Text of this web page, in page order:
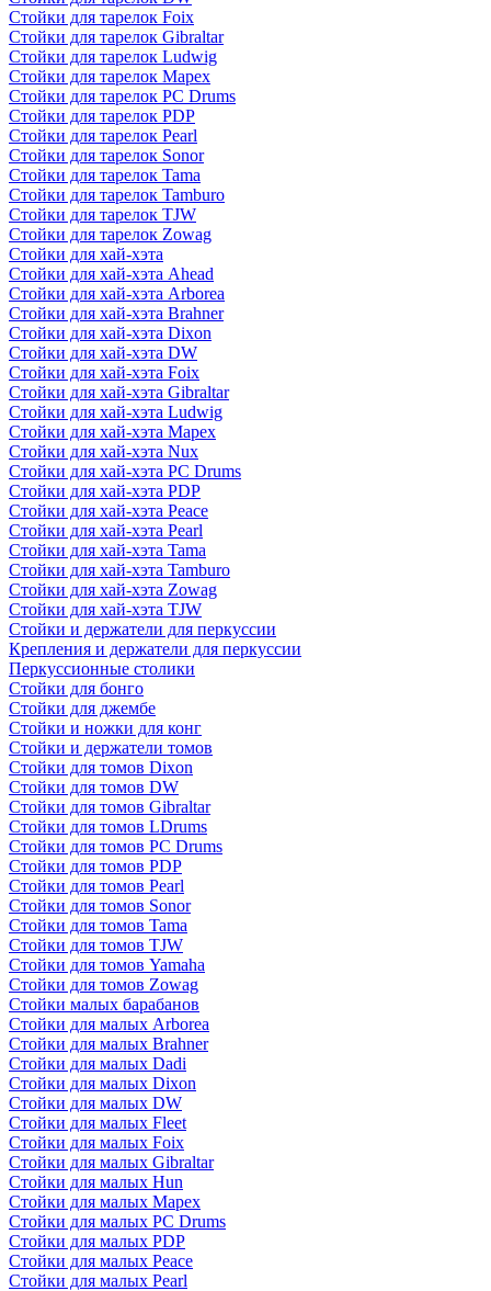
Стойки для тарелок Foix
Стойки для тарелок Gibraltar
Стойки для тарелок Ludwig
Стойки для тарелок Mapex
Стойки для тарелок PC Drums
Стойки для тарелок PDP
Стойки для тарелок Pearl
Стойки для тарелок Sonor
Стойки для тарелок Tama
Стойки для тарелок Tamburo
Стойки для тарелок TJW
Стойки для тарелок Zowag
Стойки для хай-хэта
Стойки для хай-хэта Ahead
Стойки для хай-хэта Arborea
Стойки для хай-хэта Brahner
Стойки для хай-хэта Dixon
Стойки для хай-хэта DW
Стойки для хай-хэта Foix
Стойки для хай-хэта Gibraltar
Стойки для хай-хэта Ludwig
Стойки для хай-хэта Mapex
Стойки для хай-хэта Nux
Стойки для хай-хэта PC Drums
Стойки для хай-хэта PDP
Стойки для хай-хэта Peace
Стойки для хай-хэта Pearl
Стойки для хай-хэта Tama
Стойки для хай-хэта Tamburo
Стойки для хай-хэта Zowag
Стойки для хай-хэта TJW
Стойки и держатели для перкуссии
Крепления и держатели для перкуссии
Перкуссионные столики
Стойки для бонго
Стойки для джембе
Стойки и ножки для конг
Стойки и держатели томов
Стойки для томов Dixon
Стойки для томов DW
Стойки для томов Gibraltar
Стойки для томов LDrums
Стойки для томов PC Drums
Стойки для томов PDP
Стойки для томов Pearl
Стойки для томов Sonor
Стойки для томов Tama
Стойки для томов TJW
Стойки для томов Yamaha
Стойки для томов Zowag
Стойки малых барабанов
Стойки для малых Arborea
Стойки для малых Brahner
Стойки для малых Dadi
Стойки для малых Dixon
Стойки для малых DW
Стойки для малых Fleet
Стойки для малых Foix
Стойки для малых Gibraltar
Стойки для малых Hun
Стойки для малых Mapex
Стойки для малых PC Drums
Стойки для малых PDP
Стойки для малых Peace
Стойки для малых Pearl